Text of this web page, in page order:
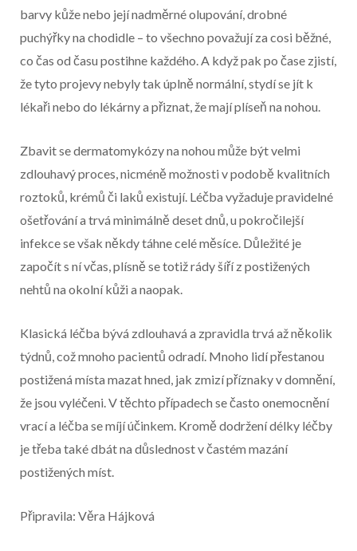
barvy kůže nebo její nadměrné olupování, drobné
puchýřky na chodidle – to všechno považují za cosi běžné,
co čas od času postihne každého. A když pak po čase zjistí,
že tyto projevy nebyly tak úplně normální, stydí se jít k
lékaři nebo do lékárny a přiznat, že mají plíseň na nohou.
Zbavit se dermatomykózy na nohou může být velmi
zdlouhavý proces, nicméně možnosti v podobě kvalitních
roztoků, krémů či laků existují. Léčba vyžaduje pravidelné
ošetřování a trvá minimálně deset dnů, u pokročilejší
infekce se však někdy táhne celé měsíce. Důležité je
započít s ní včas, plísně se totiž rády šíří z postižených
nehtů na okolní kůži a naopak.
Klasická léčba bývá zdlouhavá a zpravidla trvá až několik
týdnů, což mnoho pacientů odradí. Mnoho lidí přestanou
postižená místa mazat hned, jak zmizí příznaky v domnění,
že jsou vyléčeni. V těchto případech se často onemocnění
vrací a léčba se míjí účinkem. Kromě dodržení délky léčby
je třeba také dbát na důslednost v častém mazání
postižených míst.
Připravila: Věra Hájková